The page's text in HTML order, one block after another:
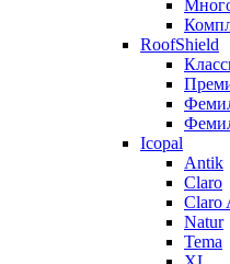
RoofShield
Icopal
Antik
Claro
Claro
Natur
Tema